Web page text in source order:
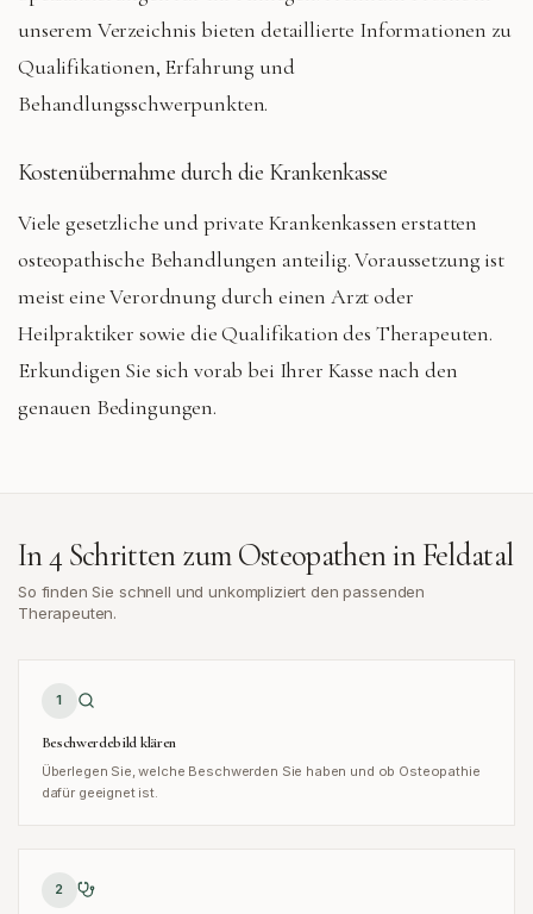
unserem Verzeichnis bieten detaillierte Informationen zu
Qualifikationen, Erfahrung und
Behandlungsschwerpunkten.
Kostenübernahme durch die Krankenkasse
Viele gesetzliche und private Krankenkassen erstatten
osteopathische Behandlungen anteilig. Voraussetzung ist
meist eine Verordnung durch einen Arzt oder
Heilpraktiker sowie die Qualifikation des Therapeuten.
Erkundigen Sie sich vorab bei Ihrer Kasse nach den
genauen Bedingungen.
In 4 Schritten zum Osteopathen inFeldatal
So finden Sie schnell und unkompliziert den passenden
Therapeuten.
1
Beschwerdebild klären
Überlegen Sie, welche Beschwerden Sie haben und ob Osteopathie
dafür geeignet ist.
2